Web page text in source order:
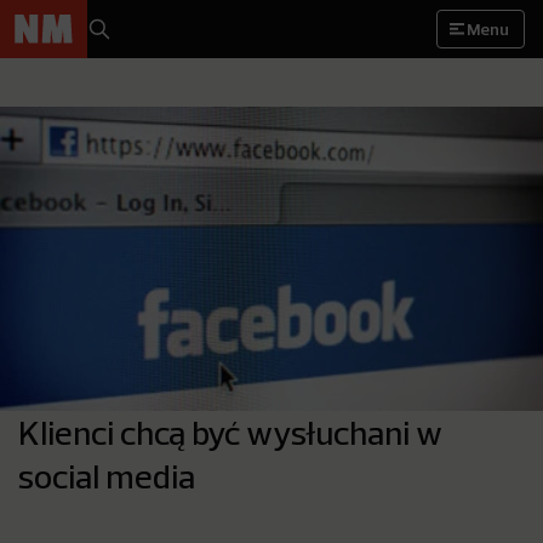
Menu
Klienci chcą być wysłuchani w
social media